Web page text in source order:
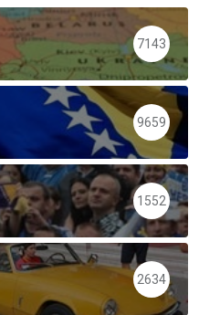
7143
9659
1552
2634